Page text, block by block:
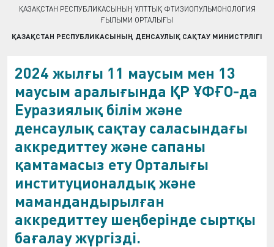
ҚАЗАҚСТАН РЕСПУБЛИКАСЫНЫҢ ҰЛТТЫҚ ФТИЗИОПУЛЬМОНОЛОГИЯ
ҒЫЛЫМИ ОРТАЛЫҒЫ
ҚАЗАҚСТАН РЕСПУБЛИКАСЫНЫҢ ДЕНСАУЛЫҚ САҚТАУ МИНИСТРЛІГІ
2024 жылғы 11 маусым мен 13
маусым аралығында ҚР ҰФҒО-да
Еуразиялық білім және
денсаулық сақтау саласындағы
аккредиттеу және сапаны
қамтамасыз ету Орталығы
институционалдық және
мамандандырылған
аккредиттеу шеңберінде сыртқы
бағалау жүргізді.